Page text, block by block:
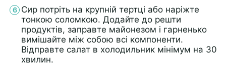
Сир потріть на крупній тертці або наріжте
тонкою соломкою. Додайте до решти
продуктів, заправте майонезом і гарненько
вимішайте між собою всі компоненти.
Відправте салат в холодильник мінімум на 30
хвилин.